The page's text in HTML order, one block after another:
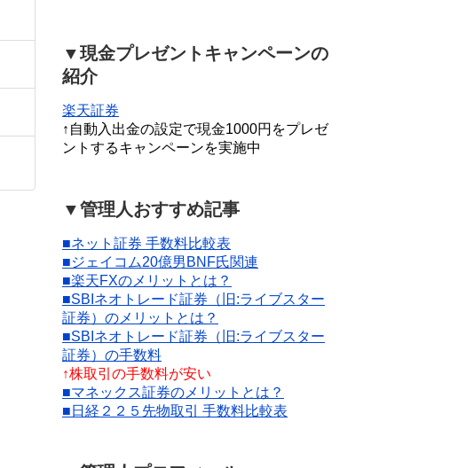
▼現金プレゼントキャンペーンの
紹介
楽天証券
↑自動入出金の設定で現金1000円をプレゼ
ントするキャンペーンを実施中
▼管理人おすすめ記事
■ネット証券 手数料比較表
■ジェイコム20億男BNF氏関連
■楽天FXのメリットとは？
■SBIネオトレード証券（旧:ライブスター
証券）のメリットとは？
■SBIネオトレード証券（旧:ライブスター
証券）の手数料
↑株取引の手数料が安い
■マネックス証券のメリットとは？
■日経２２５先物取引 手数料比較表